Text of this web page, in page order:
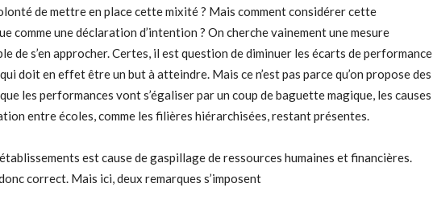
de mettre en place cette mixité ? Mais comment considérer cette
comme une déclaration d’intention ? On cherche vainement une mesure
de s’en approcher. Certes, il est question de diminuer les écarts de performance
doit en effet être un but à atteindre. Mais ce n’est pas parce qu’on propose des
les performances vont s’égaliser par un coup de baguette magique, les causes
entre écoles, comme les filières hiérarchisées, restant présentes.
est cause de gaspillage de ressources humaines et financières.
correct. Mais ici, deux remarques s’imposent